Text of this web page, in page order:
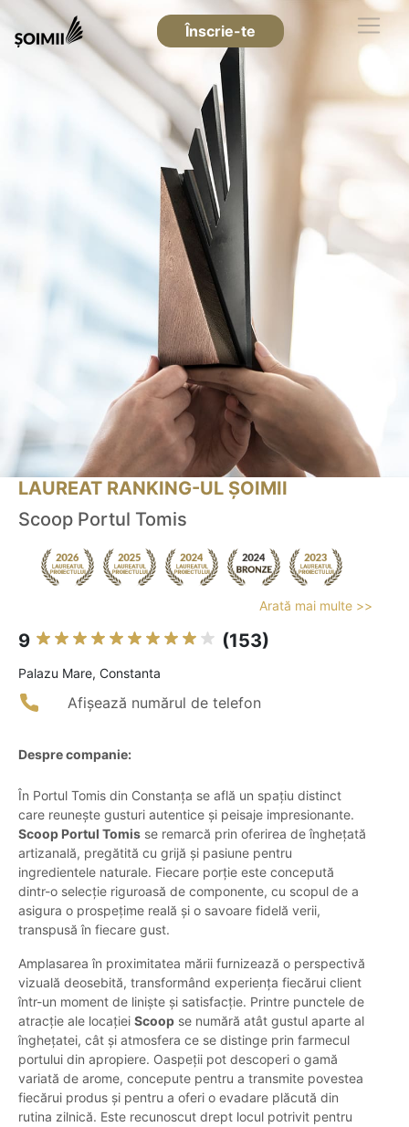
Înscrie-te
LAUREAT RANKING-UL ȘOIMII
Scoop Portul Tomis
Arată mai multe >>
9 (153)
Palazu Mare, Constanta
Afișează numărul de telefon
Despre companie:
În Portul Tomis din Constanța se află un spațiu distinct
care reunește gusturi autentice și peisaje impresionante.
Scoop Portul Tomis se remarcă prin oferirea de înghețată
artizanală, pregătită cu grijă și pasiune pentru
ingredientele naturale. Fiecare porție este concepută
dintr-o selecție riguroasă de componente, cu scopul de a
asigura o prospețime reală și o savoare fidelă verii,
transpusă în fiecare gust.
Amplasarea în proximitatea mării furnizează o perspectivă
vizuală deosebită, transformând experiența fiecărui client
într-un moment de liniște și satisfacție. Printre punctele de
atracție ale locației Scoop se numără atât gustul aparte al
înghețatei, cât și atmosfera ce se distinge prin farmecul
portului din apropiere. Oaspeții pot descoperi o gamă
variată de arome, concepute pentru a transmite povestea
fiecărui produs și pentru a oferi o evadare plăcută din
rutina zilnică. Este recunoscut drept locul potrivit pentru